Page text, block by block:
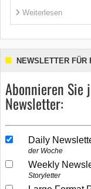
Weiterlesen
NEWSLETTER FÜR
Abonnieren Sie
Newsletter:
Daily
der Woche
Weekly
Storyletter